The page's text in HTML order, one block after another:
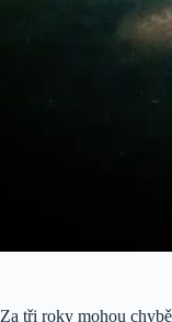
Za tři roky mohou